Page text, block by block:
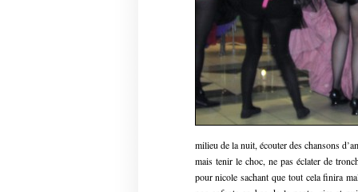
milieu de la nuit, écouter des chansons
mais tenir le choc, ne pas éclater de
pour nicole sachant que tout cela finira